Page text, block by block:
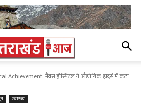
Achievement: मैक्स हॉस्पिटल ने औद्योगिक हादसे में कटा
स्वास्थ्य